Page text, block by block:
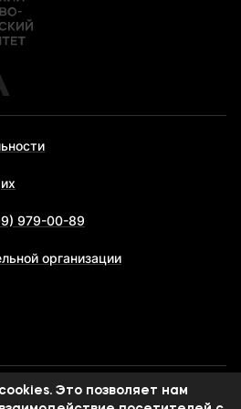
979-00-89
организации
финансово-юридический
Это позволяет нам